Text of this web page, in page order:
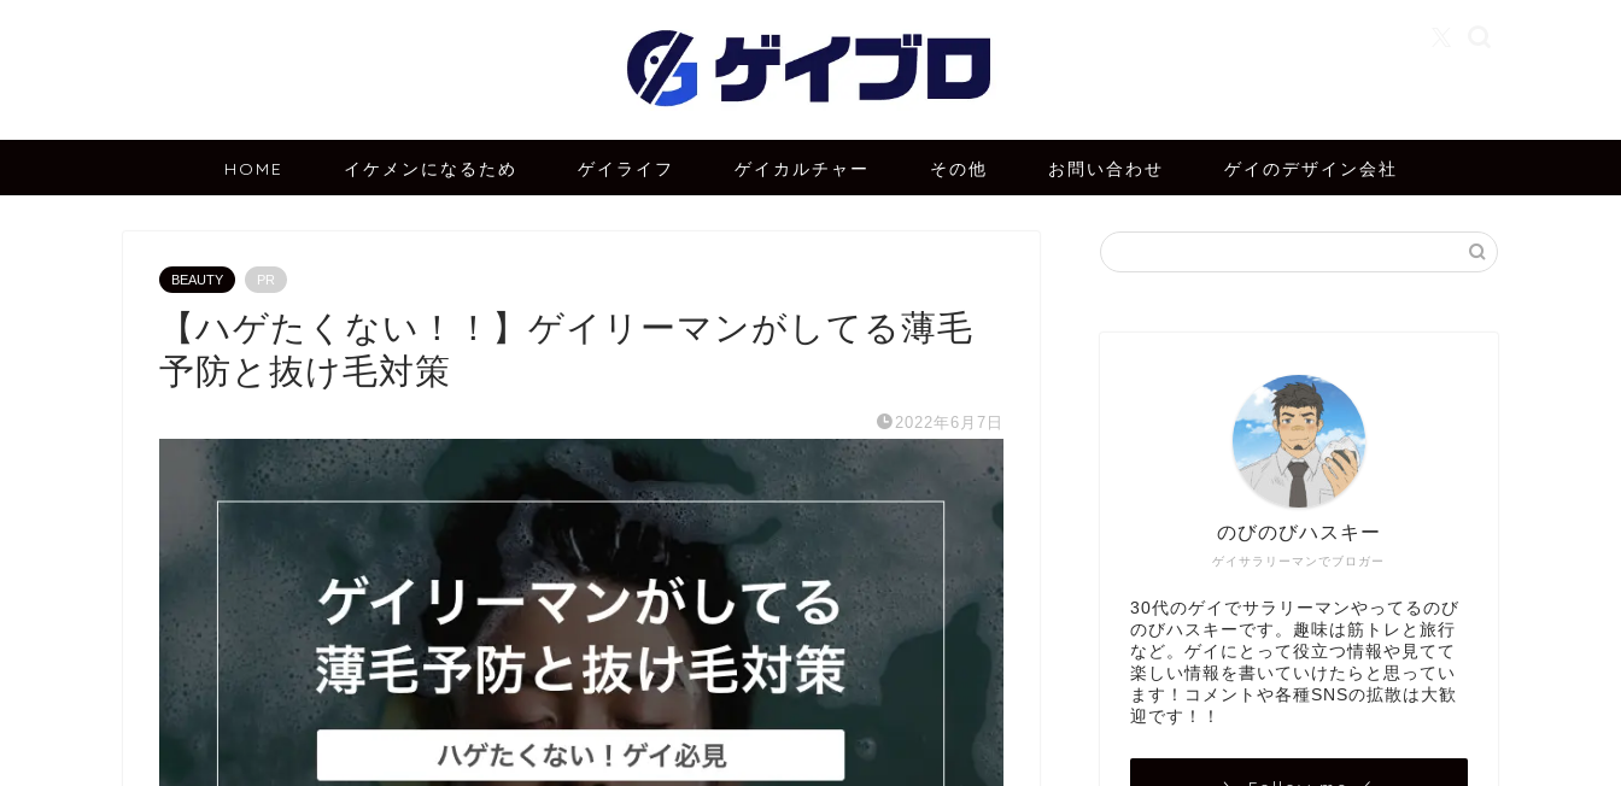
HOME イケメンになるため ゲイライフ ゲイカルチャー その他 お問い合わせ ゲイのデザイン会社
BEAUTY PR
【ハゲたくない！！】ゲイリーマンがしてる薄毛
予防と抜け毛対策
2022年6月7日
ゲイサラリーマンでブロガー
のびのびハスキー
30代のゲイでサラリーマンやってるのび
のびハスキーです。趣味は筋トレと旅行
など。ゲイにとって役立つ情報や見てて
楽しい情報を書いていけたらと思ってい
ます！コメントや各種SNSの拡散は大歓
迎です！！